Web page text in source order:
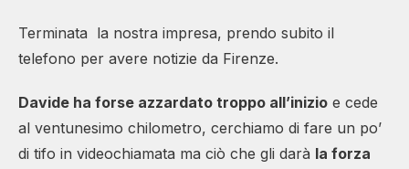
Terminata la nostra impresa, prendo subito il
telefono per avere notizie da Firenze.
Davide ha forse azzardato troppo all’inizio e cede
al ventunesimo chilometro, cerchiamo di fare un po’
di tifo in videochiamata ma ciò che gli darà la forza